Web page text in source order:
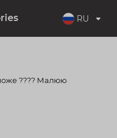
RU
???? Малюю